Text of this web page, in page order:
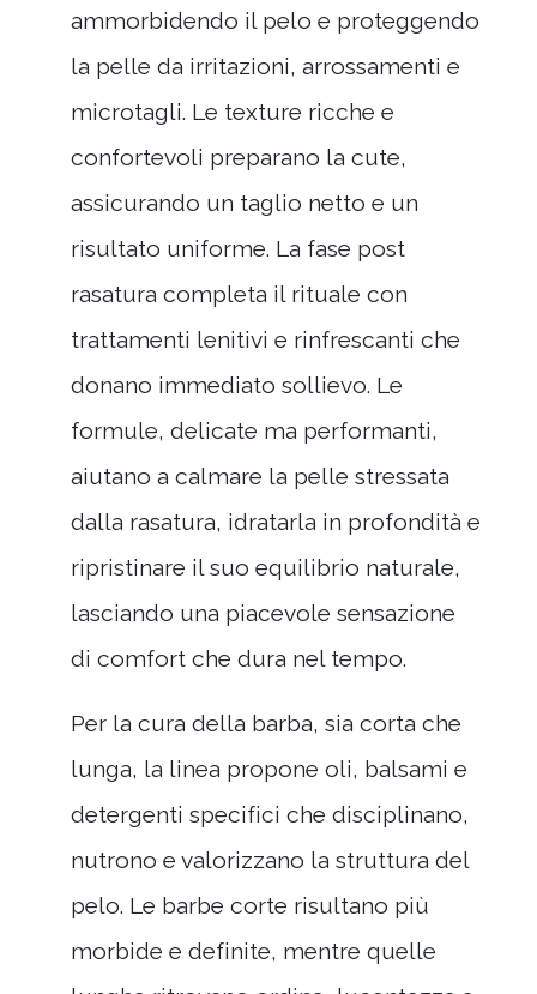
ammorbidendo il pelo e proteggendo
la pelle da irritazioni, arrossamenti e
microtagli. Le texture ricche e
confortevoli preparano la cute,
assicurando un taglio netto e un
risultato uniforme. La fase post
rasatura completa il rituale con
trattamenti lenitivi e rinfrescanti che
donano immediato sollievo. Le
formule, delicate ma performanti,
aiutano a calmare la pelle stressata
dalla rasatura, idratarla in profondità e
ripristinare il suo equilibrio naturale,
lasciando una piacevole sensazione
di comfort che dura nel tempo.
Per la cura della barba, sia corta che
lunga, la linea propone oli, balsami e
detergenti specifici che disciplinano,
nutrono e valorizzano la struttura del
pelo. Le barbe corte risultano più
morbide e definite, mentre quelle